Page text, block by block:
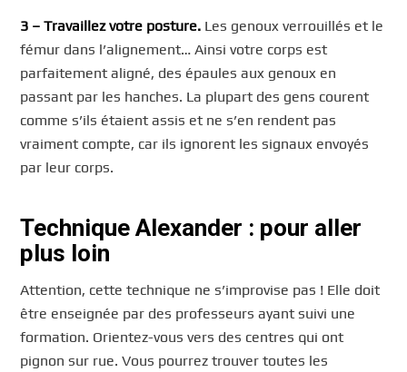
3 –Travaillez votre posture. Les genoux verrouillés et le
fémur dans l’alignement… Ainsi votre corps est
parfaitement aligné, des épaules aux genoux en
passant par les hanches. La plupart des gens courent
comme s’ils étaient assis et ne s’en rendent pas
vraiment compte, car ils ignorent les signaux envoyés
par leur corps.
Technique Alexander : pour aller
plus loin
Attention, cette technique ne s’improvise pas ! Elle doit
être enseignée par des professeurs ayant suivi une
formation. Orientez-vous vers des centres qui ont
pignon sur rue. Vous pourrez trouver toutes les